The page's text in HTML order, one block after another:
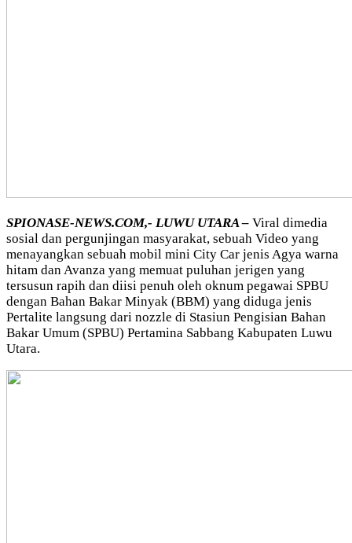
SPIONASE-NEWS.COM,- LUWU UTARA – Viral dimedia
sosial dan pergunjingan masyarakat, sebuah Video yang
menayangkan sebuah mobil mini City Car jenis Agya warna
hitam dan Avanza yang memuat puluhan jerigen yang
tersusun rapih dan diisi penuh oleh oknum pegawai SPBU
dengan Bahan Bakar Minyak (BBM) yang diduga jenis
Pertalite langsung dari nozzle di Stasiun Pengisian Bahan
Bakar Umum (SPBU) Pertamina Sabbang Kabupaten Luwu
Utara.